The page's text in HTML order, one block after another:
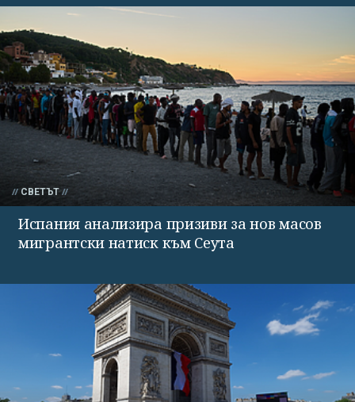
СВЕТЪТ
Испания анализира призиви за нов масов
мигрантски натиск към Сеута